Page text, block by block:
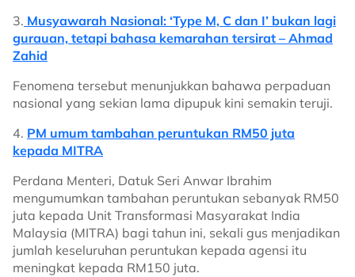
3. Musyawarah Nasional: ‘Type M, C dan I’ bukan lagi
gurauan, tetapi bahasa kemarahan tersirat – Ahmad
Zahid
Fenomena tersebut menunjukkan bahawa perpaduan
nasional yang sekian lama dipupuk kini semakin teruji.
4. PM umum tambahan peruntukan RM50 juta
kepada MITRA
Perdana Menteri, Datuk Seri Anwar Ibrahim
mengumumkan tambahan peruntukan sebanyak RM50
juta kepada Unit Transformasi Masyarakat India
Malaysia (MITRA) bagi tahun ini, sekali gus menjadikan
jumlah keseluruhan peruntukan kepada agensi itu
meningkat kepada RM150 juta.